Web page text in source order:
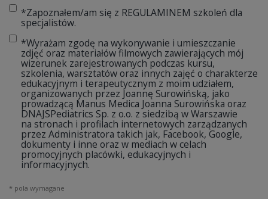
*Zapoznałem/am się z REGULAMINEM szkoleń dla
specjalistów.
*Wyrażam zgodę na wykonywanie i umieszczanie
zdjęć oraz materiałów filmowych zawierających mój
wizerunek zarejestrowanych podczas kursu,
szkolenia, warsztatów oraz innych zajęć o charakterze
edukacyjnym i terapeutycznym z moim udziałem,
organizowanych przez Joannę Surowińską, jako
prowadzącą Manus Medica Joanna Surowińska oraz
DNAJSPediatrics Sp. z o.o. z siedzibą w Warszawie
na stronach i profilach internetowych zarządzanych
przez Administratora takich jak, Facebook, Google,
dokumenty i inne oraz w mediach w celach
promocyjnych placówki, edukacyjnych i
informacyjnych.
* pola wymagane